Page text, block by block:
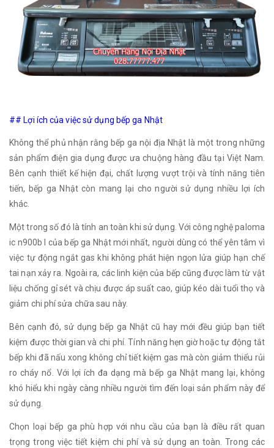
## Lợi ích của việc sử dụng bếp ga Nhật
Không thể phủ nhận rằng bếp ga nội địa Nhật là một trong những
sản phẩm điện gia dụng được ưa chuộng hàng đầu tại Việt Nam.
Bên cạnh thiết kế hiện đại, chất lượng vượt trội và tính năng tiên
tiến, bếp ga Nhật còn mang lại cho người sử dụng nhiều lợi ích
khác.
Một trong số đó là tính an toàn khi sử dụng. Với công nghệ paloma
ic n900b l của bếp ga Nhật mới nhất, người dùng có thể yên tâm vì
việc tự động ngắt gas khi không phát hiện ngọn lửa giúp hạn chế
tai nạn xảy ra. Ngoài ra, các linh kiện của bếp cũng được làm từ vật
liệu chống gỉ sét và chịu được áp suất cao, giúp kéo dài tuổi thọ và
giảm chi phí sửa chữa sau này.
Bên cạnh đó, sử dụng bếp ga Nhật cũ hay mới đều giúp bạn tiết
kiệm được thời gian và chi phí. Tính năng hẹn giờ hoặc tự động tắt
bếp khi đã nấu xong không chỉ tiết kiệm gas mà còn giảm thiểu rủi
ro cháy nổ. Với lợi ích đa dạng mà bếp ga Nhật mang lại, không
khó hiểu khi ngày càng nhiều người tìm đến loại sản phẩm này để
sử dụng.
Chọn loại bếp ga phù hợp với nhu cầu của bạn là điều rất quan
trọng trong việc tiết kiệm chi phí và sử dụng an toàn. Trong các